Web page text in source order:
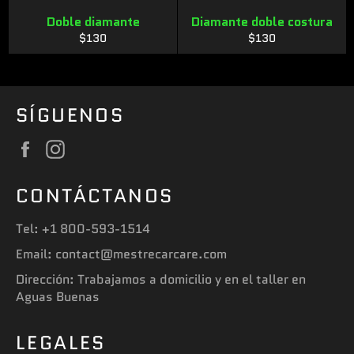
Doble diamante
Precio
habitual
$130
Diamante doble costura
Precio
habitual
$130
SÍGUENOS
Facebook
CONTÁCTANOS
Tel: +1 800-593-1514
Email: contact@mestrecarcare.com
Dirección: Trabajamos a domicilio y en el taller en
Aguas Buenas
LEGALES